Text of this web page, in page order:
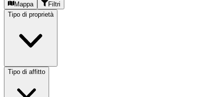
Mappa
Filtri
Tipo di proprietà
Tipo di affitto